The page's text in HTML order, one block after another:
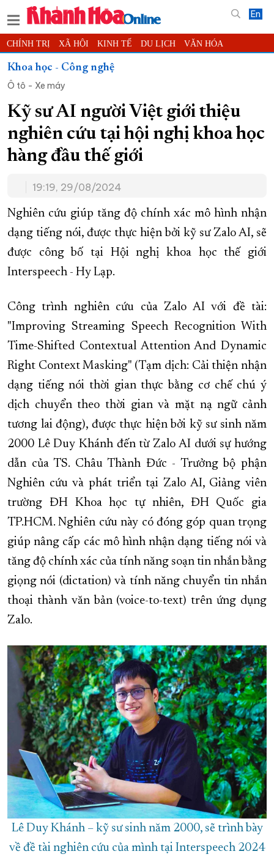
En
CHÍNH TRỊ XÃ HỘI KINH TẾ DU LỊCH VĂN HÓA
THỂ THAO ĐỜI SỐNG TIN ĐỊA PHƯƠNG
KHOA HỌC - CÔNG NGHỆ
THẾ GIỚI MULTIMEDIA VIDEO ĐỌC BÁO ONLINE
PODCAST THÔNG TIN - QUẢNG CÁO
QUY HOẠCH TỈNH KHÁNH HÒA
CHUNG TAY CẢI CÁCH HÀNH CHÍNH
XÂY DỰNG NÔNG THÔN MỚI LỊCH CẮT ĐIỆN
TÀU - XE - MÁY BAY
KỶ NIỆM 370 NĂM XÂY DỰNG VÀ PHÁT TRIỂN TỈNH KHÁNH HÒA
KHOẢNH KHẮC ĐẸP XỨ TRẦM
ĐẠI HỘI ĐẢNG CÁC CẤP
Khoa học - Công nghệ
Ô tô - Xe máy
Kỹ sư AI người Việt giới thiệu
nghiên cứu tại hội nghị khoa học
hàng đầu thế giới
19:19, 29/08/2024
Nghiên cứu giúp tăng độ chính xác mô hình nhận
dạng tiếng nói, được thực hiện bởi kỹ sư Zalo AI, sẽ
được công bố tại Hội nghị khoa học thế giới
Interspeech - Hy Lạp.
Công trình nghiên cứu của Zalo AI với đề tài:
"Improving Streaming Speech Recognition With
Time-Shifted Contextual Attention And Dynamic
Right Context Masking" (Tạm dịch: Cải thiện nhận
dạng tiếng nói thời gian thực bằng cơ chế chú ý
dịch chuyển theo thời gian và mặt nạ ngữ cảnh
tương lai động), được thực hiện bởi kỹ sư sinh năm
2000 Lê Duy Khánh đến từ Zalo AI dưới sự hướng
dẫn của TS. Châu Thành Đức - Trưởng bộ phận
Nghiên cứu và phát triển tại Zalo AI, Giảng viên
trường ĐH Khoa học tự nhiên, ĐH Quốc gia
TP.HCM. Nghiên cứu này có đóng góp quan trọng
giúp nâng cấp các mô hình nhận dạng tiếng nói và
tăng độ chính xác của tính năng soạn tin nhắn bằng
giọng nói (dictation) và tính năng chuyển tin nhắn
thoại thành văn bản (voice-to-text) trên ứng dụng
Zalo.
Lê Duy Khánh – kỹ sư sinh năm 2000, sẽ trình bày
về đề tài nghiên cứu của mình tại Interspeech 2024